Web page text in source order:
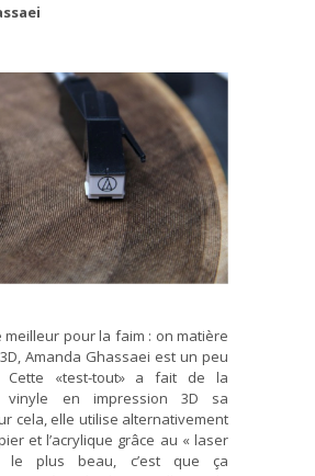
meilleur pour la faim : on matière
Amanda Ghassaei est un peu
Cette «test-tout» a fait de la
vinyle en impression 3D sa
cela, elle utilise alternativement
et l’acrylique grâce au « laser
le plus beau, c’est que ça